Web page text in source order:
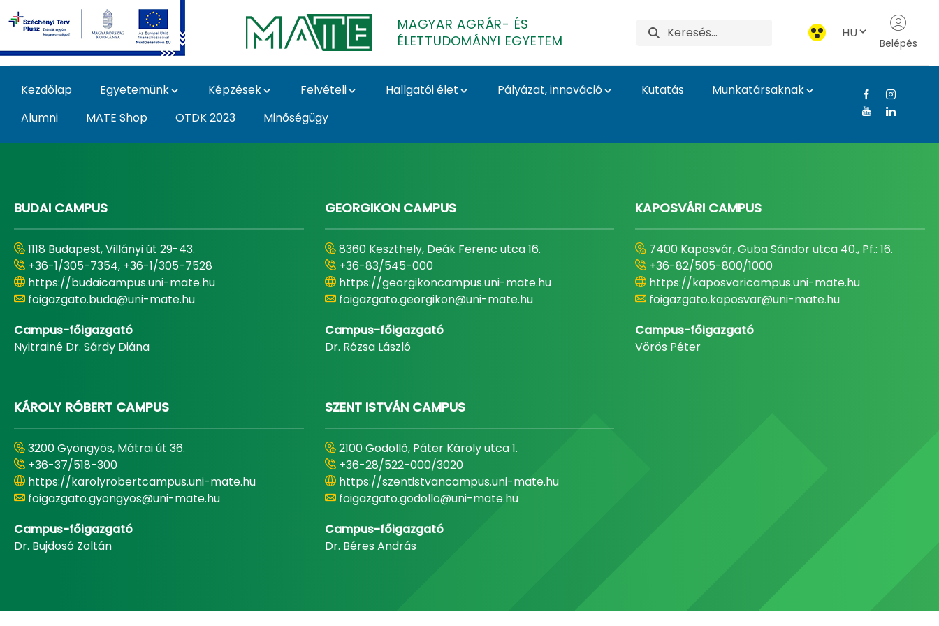
Ugrás a fő tartalomhoz
MAGYAR AGRÁR- ÉS
ÉLETTUDOMÁNYI EGYETEM
HU
Belépés
Kezdőlap Egyetemünk Képzések Felvételi Hallgatói élet Pályázat, innováció Kutatás
Munkatársaknak
Alumni
MATE Shop OTDK 2023 Minőségügy
BUDAI CAMPUS
1118 Budapest, Villányi út 29-43.
+36-1/305-7354, +36-1/305-7528
https://budaicampus.uni-mate.hu
foigazgato.buda@uni-mate.hu
Campus-főigazgató
Nyitrainé Dr. Sárdy Diána
GEORGIKON CAMPUS
8360 Keszthely, Deák Ferenc utca 16.
+36-83/545-000
https://georgikoncampus.uni-mate.hu
foigazgato.georgikon@uni-mate.hu
Campus-főigazgató
Dr. Rózsa László
KAPOSVÁRI CAMPUS
7400 Kaposvár, Guba Sándor utca 40., Pf.: 16.
+36-82/505-800/1000
https://kaposvaricampus.uni-mate.hu
foigazgato.kaposvar@uni-mate.hu
Campus-főigazgató
Vörös Péter
KÁROLY RÓBERT CAMPUS
3200 Gyöngyös, Mátrai út 36.
+36-37/518-300
https://karolyrobertcampus.uni-mate.hu
foigazgato.gyongyos@uni-mate.hu
Campus-főigazgató
Dr. Bujdosó Zoltán
SZENT ISTVÁN CAMPUS
2100 Gödöllő, Páter Károly utca 1.
+36-28/522-000/3020
https://szentistvancampus.uni-mate.hu
foigazgato.godollo@uni-mate.hu
Campus-főigazgató
Dr. Béres András